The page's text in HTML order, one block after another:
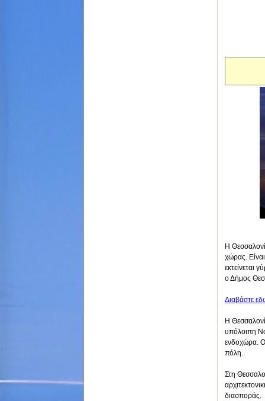
Η
χώρας.
εκτείνεται
ο Δήμος
Διαβάστε
Η
υπόλοιπη
ενδοχώρα. Ο
πόλη.
Στη
διασποράς.